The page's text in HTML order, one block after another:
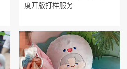
度开版打样服务